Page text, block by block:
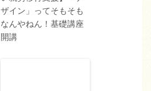
ザイン」ってそもそも
なんやねん！基礎講座
開講